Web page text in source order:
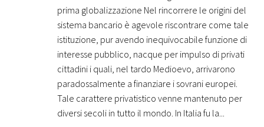
prima globalizzazione Nel rincorrere le origini del
sistema bancario è agevole riscontrare come tale
istituzione, pur avendo inequivocabile funzione di
interesse pubblico, nacque per impulso di privati
cittadini i quali, nel tardo Medioevo, arrivarono
paradossalmente a finanziare i sovrani europei.
Tale carattere privatistico venne mantenuto per
diversi secoli in tutto il mondo. In Italia fu la...